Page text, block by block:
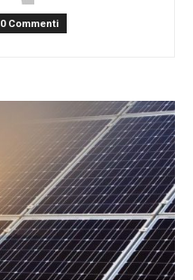
0 Commenti